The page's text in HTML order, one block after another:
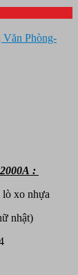
Phòng-
:
xo nhựa
nhật)